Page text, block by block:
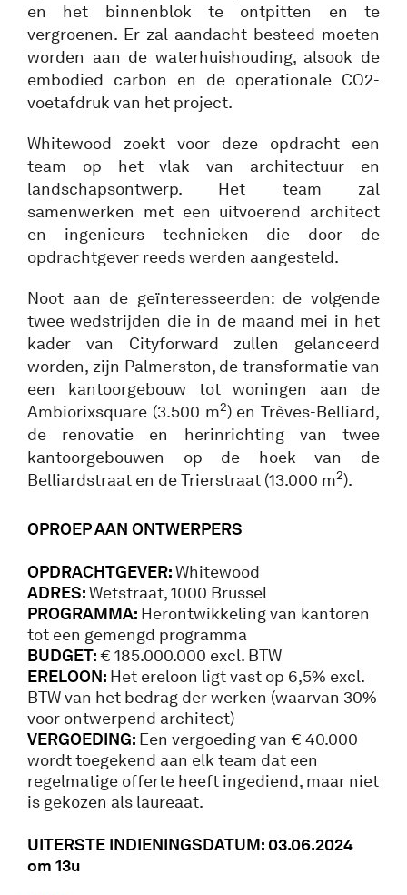
en het binnenblok te ontpitten en te
vergroenen. Er zal aandacht besteed moeten
worden aan de waterhuishouding, alsook de
embodied carbon en de operationale CO2-
voetafdruk van het project.
Whitewood zoekt voor deze opdracht een
team op het vlak van architectuur en
landschapsontwerp. Het team zal
samenwerken met een uitvoerend architect
en ingenieurs technieken die door de
opdrachtgever reeds werden aangesteld.
Noot aan de geïnteresseerden: de volgende
twee wedstrijden die in de maand mei in het
kader van Cityforward zullen gelanceerd
worden, zijn Palmerston, de transformatie van
een kantoorgebouw tot woningen aan de
Ambiorixsquare (3.500 m2) en Trèves-Belliard,
de renovatie en herinrichting van twee
kantoorgebouwen op de hoek van de
Belliardstraat en de Trierstraat (13.000 m2).
OPROEP AAN ONTWERPERS
OPDRACHTGEVER:Whitewood
ADRES:Wetstraat, 1000 Brussel
PROGRAMMA: Herontwikkeling van kantoren
tot een gemengd programma
BUDGET:€ 185.000.000 excl. BTW
ERELOON: Het ereloon ligt vast op 6,5% excl.
BTW van het bedrag der werken (waarvan 30%
voor ontwerpend architect)
VERGOEDING: Een vergoeding van € 40.000
wordt toegekend aan elk team dat een
regelmatige offerte heeft ingediend, maar niet
is gekozen als laureaat.
UITERSTE INDIENINGSDATUM: 03.06.2024
om 13u